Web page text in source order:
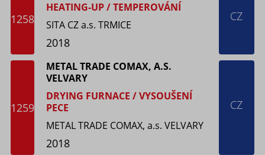
1258
HEATING-UP / TEMPEROVÁNÍ
SITA CZ a.s. TRMICE
2018
CZ
1259
METAL TRADE COMAX, A.S.
VELVARY
DRYING FURNACE / VYSOUŠENÍ
PECE
METAL TRADE COMAX, a.s. VELVARY
2018
CZ